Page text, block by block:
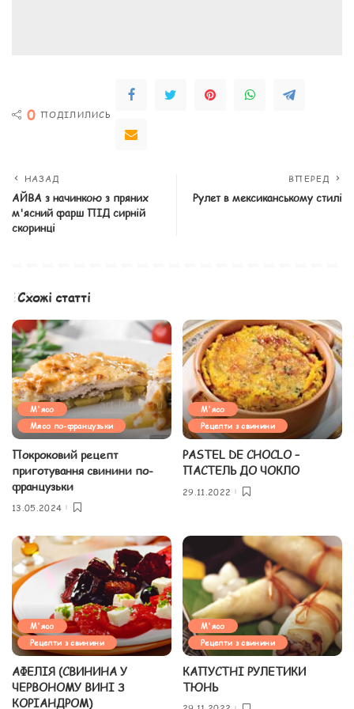
0 ПОДІЛИЛИСЬ
НАЗАД
АЙВА з начинкою з пряних
м'ясний фарш ПІД сирній
скоринці
ВПЕРЕД
Рулет в мексиканському стилі
Схожі статті
М'ясо
Мясо по-французьки
Покроковий рецепт
приготування свинини по-
французьки
13.05.2024
М'ясо
Рецепти з свинини
PASTEL DE CHOCLO –
ПАСТЕЛЬ ДО ЧОКЛО
29.11.2022
М'ясо
Рецепти з свинини
АФЕЛІЯ (СВИНИНА У
ЧЕРВОНОМУ ВИНІ З
КОРІАНДРОМ)
М'ясо
Рецепти з свинини
КАПУСТНІ РУЛЕТИКИ
ТЮНЬ